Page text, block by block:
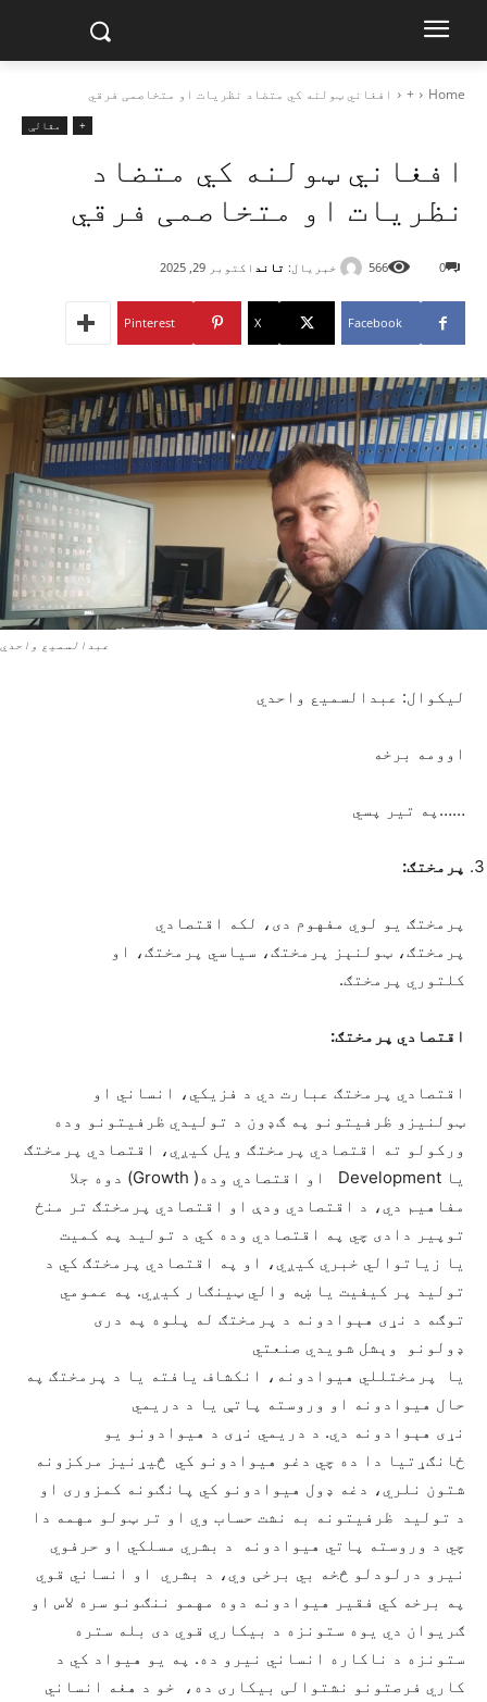
Home
+ افغاني ټولنه کي متضاد نظریات او متخاصمی فرقي‎
+ مقالې
افغاني ټولنه کي متضاد
نظریات او متخاصمی فرقي‎
خبریال: تاند اکتوبر 29, 2025 0
566
Facebook
X
Pinterest
عبدالسمیع واحدي
لیکوال: عبدالسمیع واحدي
اوومه برخه
……په تیر پسي
پرمختګ:
پرمختګ یو لوي مفهوم دی، لکه اقتصادي
پرمختګ، ټولنېز پرمختګ، سیاسي پرمختګ، او
کلتوري پرمختګ.
اقتصادي پرمختګ:
اقتصادي پرمختګ عبارت دي د فزیکي، انساني او
ټولنیزو ظرفیتونو په ګډون د تولیدي ظرفیتونو وده
ورکولو ته اقتصادي پرمختګ ویل کیږي، اقتصادي پرمختګ
یا Development او اقتصادي وده( Growth) دوه جلا
مفاهیم دي، د اقتصادي ودې او اقتصادي پرمختګ تر منځ
توپير دادی چي په اقتصادي وده کي د تولید په کمیت
یا زياتوالي خبري کيږي، او په اقتصادي پرمختګ کي د
توليد پر کيفيت يا ښه والي ټينګار کيږي. په عمومي
توګه د نړی هېوادونه د پرمختګ له پلوه په دری
ډولونو وېشل شويدي صنعتي
یا پرمختللي هیوادونه، انکشاف یافته یا د پرمختګ په
حال هیوادونه او وروسته پاتې یا د دریمي
نړی هېوادونه دي. د دریمي نړی د هیوادونو یو
ځانګړتیا دا ده چي دغو هیوادونو کي څیړنیز مرکزونه
شتون نلري، دغه ډول هیوادونو کي پانګونه کمزوری او
د تولید ظرفیتونه به نشت حساب وي او تر ټولو مهمه دا
چي د وروسته پاتي هیوادونه د بشري مسلکي او حرفوي
نیرو درلودلو څخه بي برخی وي، د بشري او انساني قوي
په برخه کي فقیر هیوادونه دوه مهمو ننګونو سره لاس او
ګریوان دي یوه ستونزه د بیکاري قوي دی بله ستره
ستونزه د ناکاره انساني نیرو ده. په یو هیواد کي د
کاري فرصتونو نشتوالی بیکاری ده، خو د هغه انساني